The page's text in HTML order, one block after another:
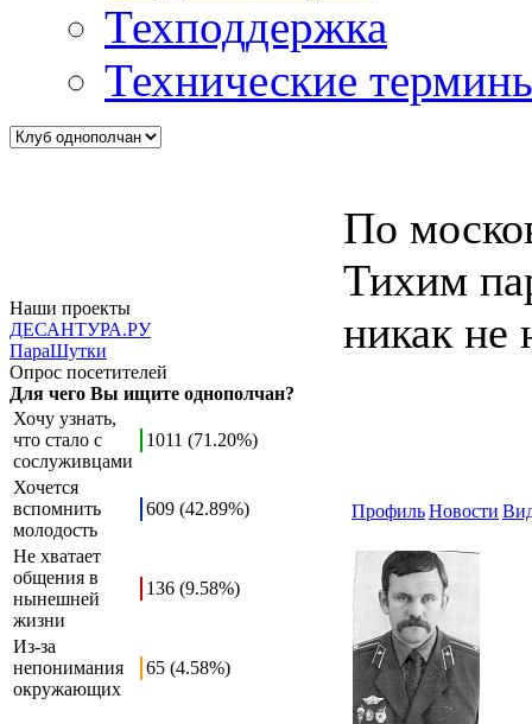
Техподдержка
Технические
Наши проекты
ДЕСАНТУРА.РУ
ПараШутки
Опрос посетителей
Для чего Вы ищите однополчан?
Хочу узнать,
что стало с
сослуживцами
1011 (71.20%)
Хочется
вспомнить
молодость
609 (42.89%)
Не хватает
общения в
нынешней
жизни
136 (9.58%)
Из-за
непонимания
окружающих
65 (4.58%)
По
Тихим
никак не
ПрофильНовости